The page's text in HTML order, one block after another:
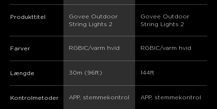
Produkttitel
Govee Outdoor
String Lights 2
Govee Outdoor
String Lights 2
Farver RGBIC/varm hvid RGBIC/varm hvid
Længde 30m (96ft) 144ft
Kontrolmetoder APP, stemmekontrol APP, stemmekontrol